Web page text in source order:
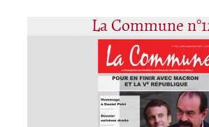
La Commune